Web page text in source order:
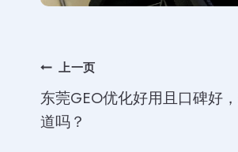
文
章
导
上一页
东莞GEO优化好用且口碑好
道吗？